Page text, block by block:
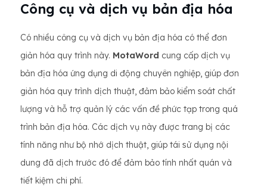
Công cụ và dịch vụ bản địa hóa
Có nhiều công cụ và dịch vụ bản địa hóa có thể đơn
giản hóa quy trình này. MotaWord cung cấp dịch vụ
bản địa hóa ứng dụng di động chuyên nghiệp, giúp đơn
giản hóa quy trình dịch thuật, đảm bảo kiểm soát chất
lượng và hỗ trợ quản lý các vấn đề phức tạp trong quá
trình bản địa hóa. Các dịch vụ này được trang bị các
tính năng như bộ nhớ dịch thuật, giúp tái sử dụng nội
dung đã dịch trước đó để đảm bảo tính nhất quán và
tiết kiệm chi phí.